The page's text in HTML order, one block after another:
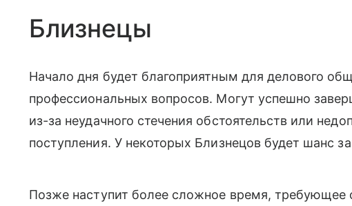
Близнецы
Начало дня будет благоприятным для делового
профессиональных вопросов. Могут успешно
из-за неудачного стечения обстоятельств или
поступления. У некоторых Близнецов будет шанс
Позже наступит более сложное время, требующее